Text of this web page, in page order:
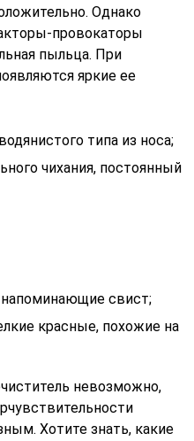
Однако
провокаторы
пыльца. При
яркие ее
типа из носа;
чихания, постоянный
напоминающие свист;
красные, похожие на
невозможно,
Хотите знать, какие